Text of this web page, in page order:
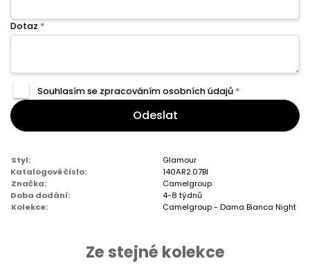
Dotaz *
Souhlasím se zpracovánímosobních údajů *
Odeslat
Styl:
Glamour
Katalogové číslo:
140AR2.07BI
Značka:
Camelgroup
Doba dodání:
4-8 týdnů
Kolekce:
Camelgroup - Dama Bianca Night
Ze stejné kolekce